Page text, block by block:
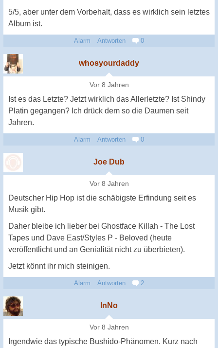
5/5, aber unter dem Vorbehalt, dass es wirklich sein letztes
Album ist.
Alarm Antworten 0
whosyourdaddy
Vor 8 Jahren
Ist es das Letzte? Jetzt wirklich das Allerletzte? Ist Shindy
Platin gegangen? Ich drück dem so die Daumen seit
Jahren.
Alarm Antworten 0
Joe Dub
Vor 8 Jahren
Deutscher Hip Hop ist die schäbigste Erfindung seit es
Musik gibt.
Daher bleibe ich lieber bei Ghostface Killah - The Lost
Tapes und Dave East/Styles P - Beloved (heute
veröffentlicht und an Genialität nicht zu überbieten).
Jetzt könnt ihr mich steinigen.
Alarm Antworten 2
InNo
Vor 8 Jahren
Irgendwie das typische Bushido-Phänomen. Kurz nach